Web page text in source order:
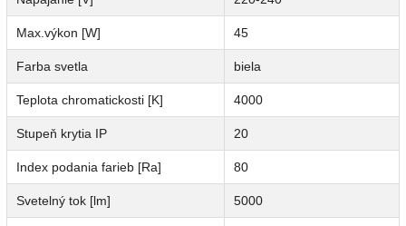
Max.výkon [W] 45
Farba svetla biela
Teplota chromatickosti [K] 4000
Stupeň krytia IP 20
Index podania farieb [Ra] 80
Svetelný tok [lm] 5000